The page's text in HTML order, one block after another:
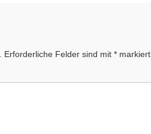
Erforderliche Felder sind mit * markiert